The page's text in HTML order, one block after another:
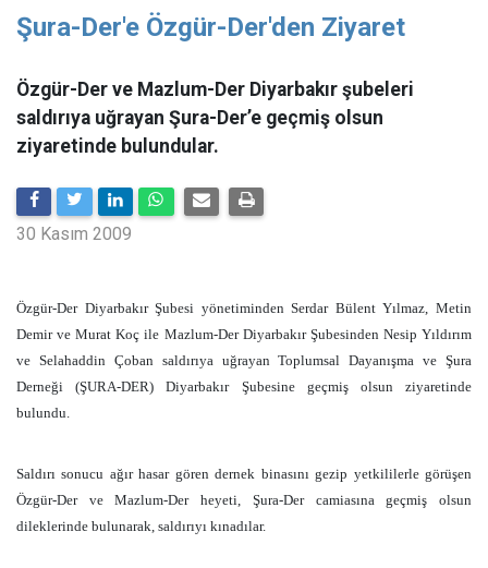
Şura-Der'e Özgür-Der'den Ziyaret
Özgür-Der ve Mazlum-Der Diyarbakır şubeleri
saldırıya uğrayan Şura-Der’e geçmiş olsun
ziyaretinde bulundular.
30 Kasım 2009
Özgür-Der Diyarbakır Şubesi yönetiminden Serdar Bülent Yılmaz, Metin
Demir ve Murat Koç ile Mazlum-Der Diyarbakır Şubesinden Nesip Yıldırım
ve Selahaddin Çoban saldırıya uğrayan Toplumsal Dayanışma ve Şura
Derneği (ŞURA-DER) Diyarbakır Şubesine geçmiş olsun ziyaretinde
bulundu.
Saldırı sonucu ağır hasar gören dernek binasını gezip yetkililerle görüşen
Özgür-Der ve Mazlum-Der heyeti, Şura-Der camiasına geçmiş olsun
dileklerinde bulunarak, saldırıyı kınadılar.